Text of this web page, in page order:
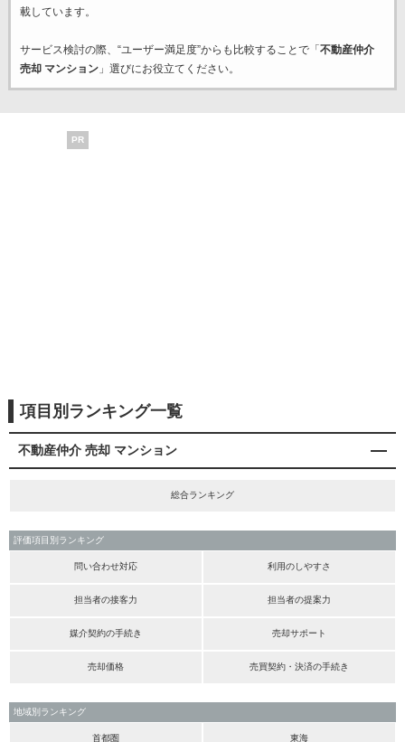
載しています。
サービス検討の際、“ユーザー満足度”からも比較することで「 不動産仲介
売却 マンション」選びにお役立てください。
PR
項目別ランキング一覧
不動産仲介 売却 マンション
総合ランキング
評価項目別ランキング
問い合わせ対応 利用のしやすさ
担当者の接客力 担当者の提案力
媒介契約の手続き 売却サポート
売却価格 売買契約・決済の手続き
地域別ランキング
首都圏 東海